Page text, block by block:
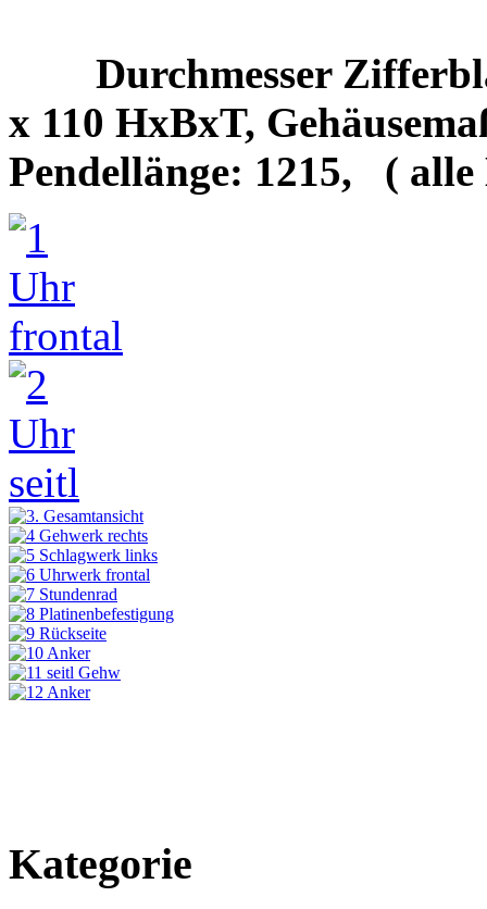
Durchmesser
x 110 HxBxT,
Pendellänge: 1215,
( alle
Kategorie